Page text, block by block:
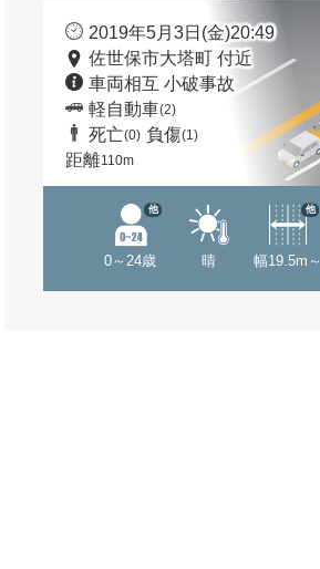
2019年5月3日(金)20:49
佐世保市大塔町 付近
車両相互 小破事故
軽自動車(2)
死亡(0) 負傷(1)
距離110m
0～24歳
他
晴 幅19.5m～
他